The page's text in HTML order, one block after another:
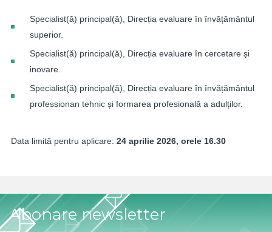
Specialist(ă) principal(ă), Direcția evaluare în învățământul
superior.
Specialist(ă) principal(ă), Direcția evaluare în cercetare și
inovare.
Specialist(ă) principal(ă), Direcția evaluare în învățământul
professionan tehnic și formarea profesională a adulților.
Data limită pentru aplicare: 24 aprilie 2026, orele 16.30
Abonare newsletter